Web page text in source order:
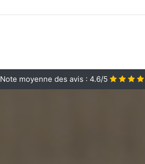
Note moyenne des avis : 4.6/5